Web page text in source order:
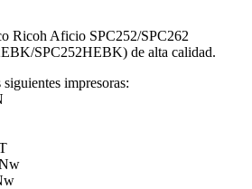
Ricoh Aficio SPC252/SPC262
SPC252HEBK) de alta calidad.
impresoras: